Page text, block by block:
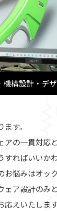
機構設計・デ
す。
の一貫対応
ればいいか
悩みはオッ
ア設計のみ
えいたします